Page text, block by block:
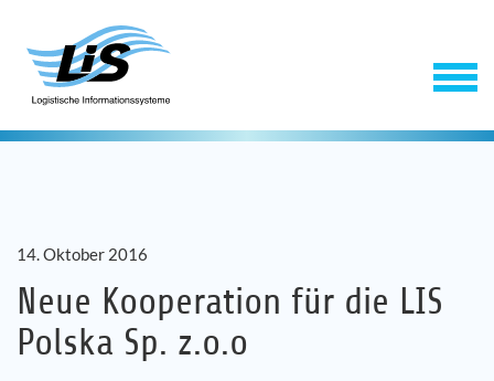
14. Oktober 2016
Neue Kooperation für die LIS
Polska Sp. z.o.o